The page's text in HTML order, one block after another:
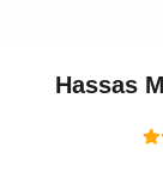
Hassas